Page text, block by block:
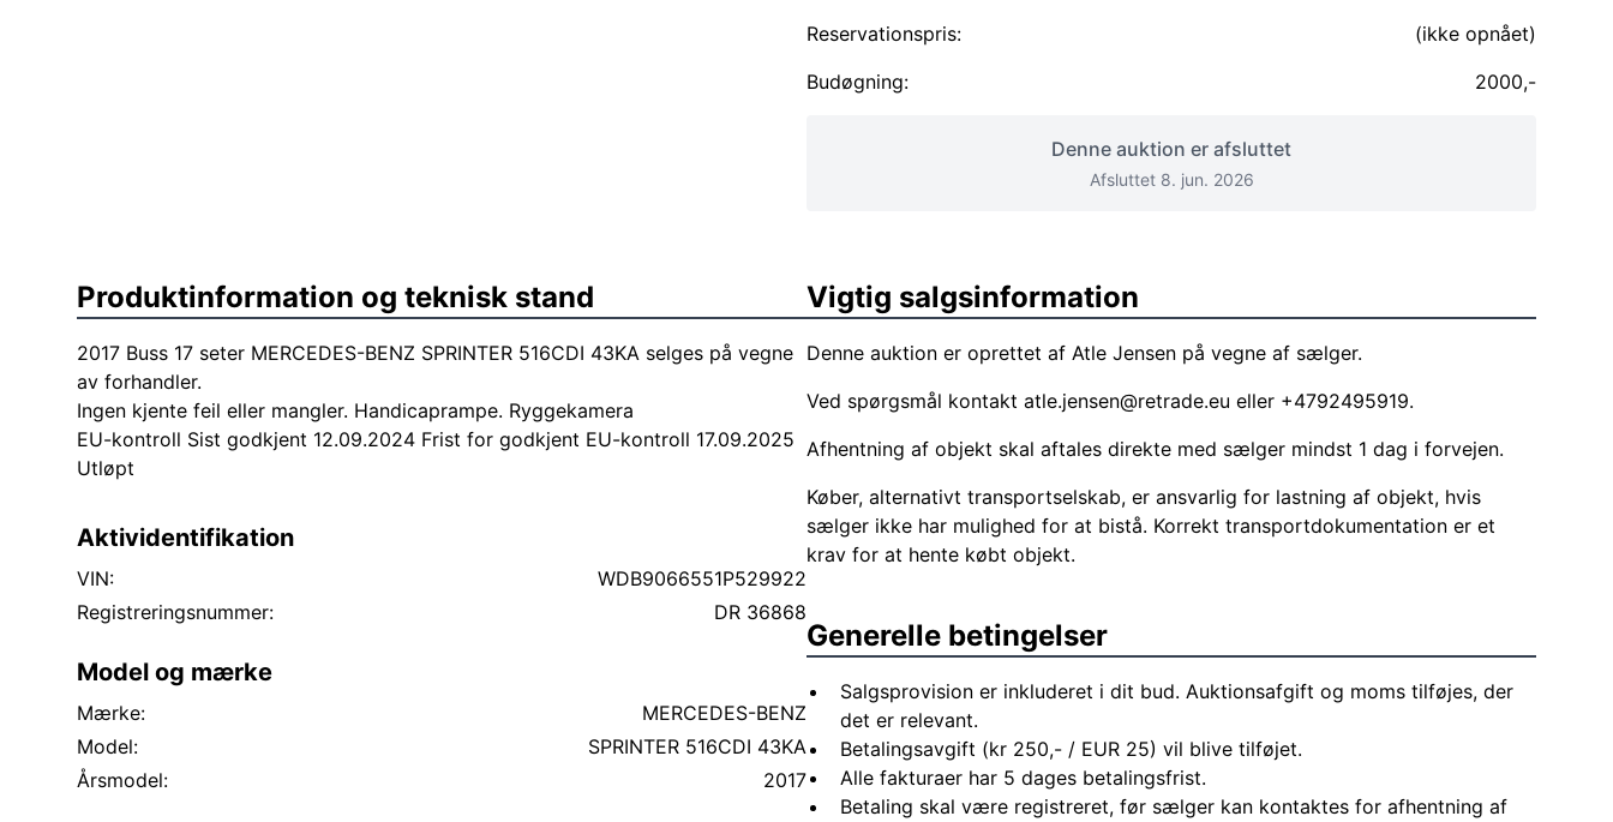
Reservationspris:
(ikke opnået)
Budøgning:
2000,-
Denne auktion er afsluttet
Afsluttet 8. jun. 2026
Produktinformation og teknisk stand
2017 Buss 17 seter MERCEDES-BENZ SPRINTER 516CDI 43KA selges på vegne
av forhandler.
Ingen kjente feil eller mangler. Handicaprampe. Ryggekamera
EU-kontroll Sist godkjent 12.09.2024 Frist for godkjent EU-kontroll 17.09.2025
Utløpt
Aktividentifikation
VIN:
WDB9066551P529922
Registreringsnummer:
DR 36868
Model og mærke
Mærke:
MERCEDES-BENZ
Model:
SPRINTER 516CDI 43KA
Årsmodel:
2017
Vigtig salgsinformation
Denne auktion er oprettet af Atle Jensen på vegne af sælger.
Ved spørgsmål kontakt atle.jensen@retrade.eu eller +4792495919.
Afhentning af objekt skal aftales direkte med sælger mindst 1 dag i forvejen.
Køber, alternativt transportselskab, er ansvarlig for lastning af objekt, hvis
sælger ikke har mulighed for at bistå. Korrekt transportdokumentation er et
krav for at hente købt objekt.
Generelle betingelser
Salgsprovision er inkluderet i dit bud. Auktionsafgift og moms tilføjes, der
det er relevant.
Betalingsavgift (kr 250,- / EUR 25) vil blive tilføjet.
Alle fakturaer har 5 dages betalingsfrist.
Betaling skal være registreret, før sælger kan kontaktes for afhentning af